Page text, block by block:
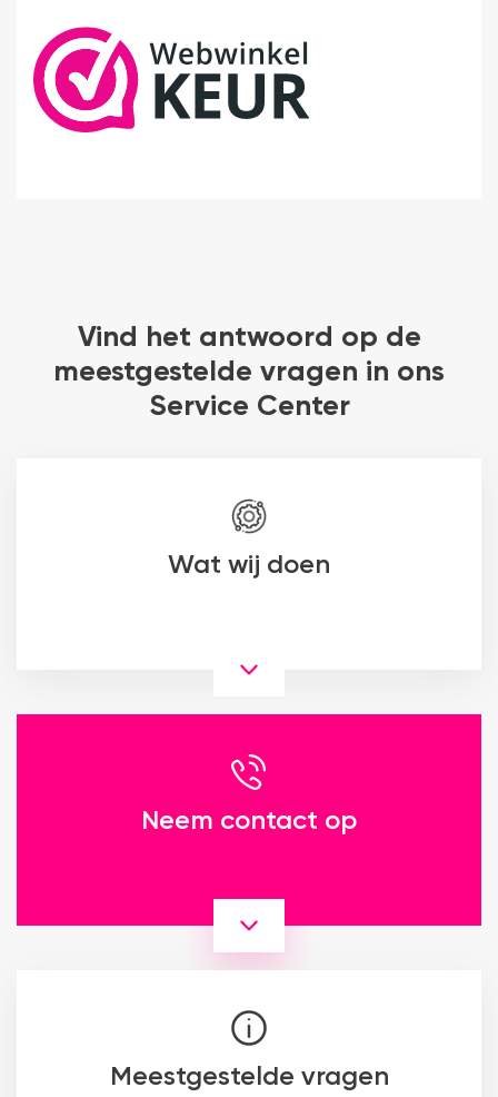
Vind het antwoord op de
meestgestelde vragen in ons
Service Center
Wat wij doen
Neem contact op
Meestgestelde vragen